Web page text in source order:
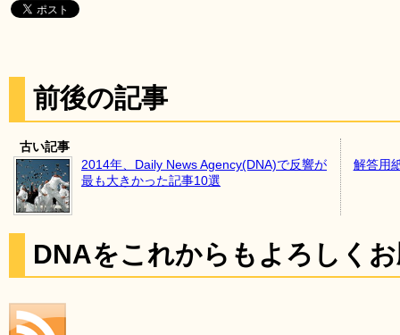
前後の記事
古い記事
2014年、Daily News Agency(DNA)で反響が
最も大きかった記事10選
解答用
DNAをこれからもよろしく